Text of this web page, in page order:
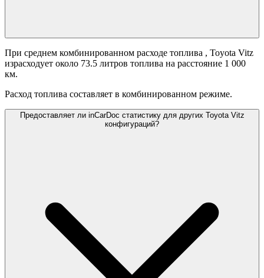
При среднем комбинированном расходе топлива , Toyota Vitz
израсходует около 73.5 литров топлива на расстояние 1 000
км.
Расход топлива составляет в комбинированном режиме.
Предоставляет ли inCarDoc статистику для других Toyota Vitz
конфигураций?